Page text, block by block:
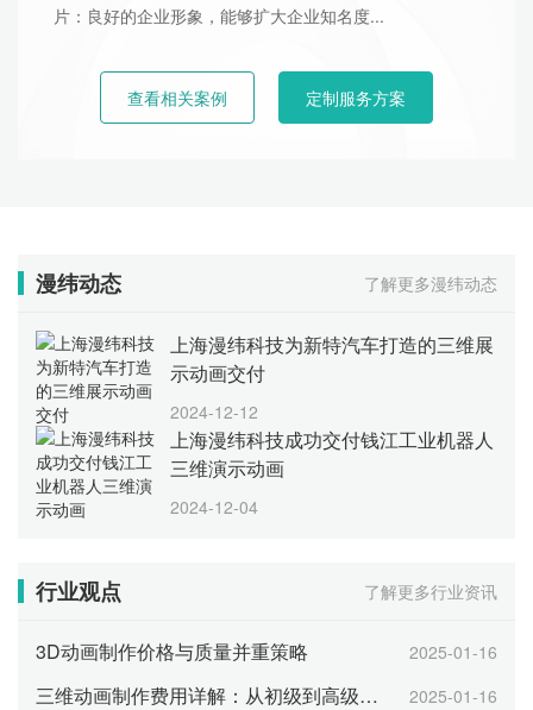
片：良好的企业形象，能够扩大企业知名度...
查看相关案例 定制服务方案
漫纬动态 了解更多漫纬动态
上海漫纬科技为新特汽车打造的三维展
示动画交付
2024-12-12
上海漫纬科技成功交付钱江工业机器人
三维演示动画
2024-12-04
行业观点 了解更多行业资讯
3D动画制作价格与质量并重策略 2025-01-16
三维动画制作费用详解：从初级到高级的报价分析 2025-01-16